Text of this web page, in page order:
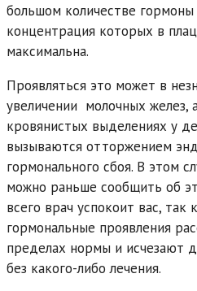
большом количестве
концентрация которых в
максимальна.
Проявляться это может в
увеличении молочных желез,
кровянистых выделениях у
вызываются отторжением
гормонального сбоя. В этом
можно раньше сообщить об
всего врач успокоит вас, так
гормональные проявления
пределах нормы и исчезают
без какого-либо лечения.